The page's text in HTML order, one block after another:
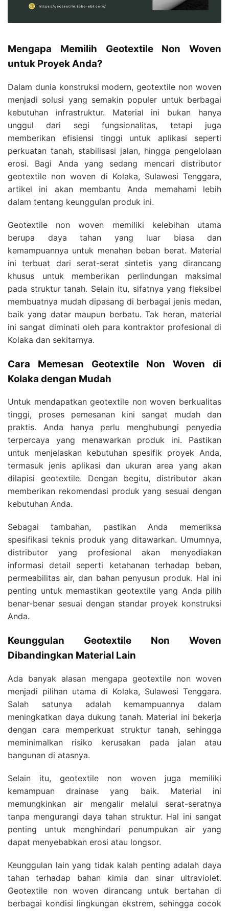
Mengapa Memilih Geotextile Non Woven
untuk Proyek Anda?
Dalam dunia konstruksi modern, geotextile non woven
menjadi solusi yang semakin populer untuk berbagai
kebutuhan infrastruktur. Material ini bukan hanya
unggul dari segi fungsionalitas, tetapi juga
memberikan efisiensi tinggi untuk aplikasi seperti
perkuatan tanah, stabilisasi jalan, hingga pengelolaan
erosi. Bagi Anda yang sedang mencari distributor
geotextile non woven di Kolaka, Sulawesi Tenggara,
artikel ini akan membantu Anda memahami lebih
dalam tentang keunggulan produk ini.
Geotextile non woven memiliki kelebihan utama
berupa daya tahan yang luar biasa dan
kemampuannya untuk menahan beban berat. Material
ini terbuat dari serat-serat sintetis yang dirancang
khusus untuk memberikan perlindungan maksimal
pada struktur tanah. Selain itu, sifatnya yang fleksibel
membuatnya mudah dipasang di berbagai jenis medan,
baik yang datar maupun berbatu. Tak heran, material
ini sangat diminati oleh para kontraktor profesional di
Kolaka dan sekitarnya.
Cara Memesan Geotextile Non Woven di
Kolaka dengan Mudah
Untuk mendapatkan geotextile non woven berkualitas
tinggi, proses pemesanan kini sangat mudah dan
praktis. Anda hanya perlu menghubungi penyedia
terpercaya yang menawarkan produk ini. Pastikan
untuk menjelaskan kebutuhan spesifik proyek Anda,
termasuk jenis aplikasi dan ukuran area yang akan
dilapisi geotextile. Dengan begitu, distributor akan
memberikan rekomendasi produk yang sesuai dengan
kebutuhan Anda.
Sebagai tambahan, pastikan Anda memeriksa
spesifikasi teknis produk yang ditawarkan. Umumnya,
distributor yang profesional akan menyediakan
informasi detail seperti ketahanan terhadap beban,
permeabilitas air, dan bahan penyusun produk. Hal ini
penting untuk memastikan geotextile yang Anda pilih
benar-benar sesuai dengan standar proyek konstruksi
Anda.
Keunggulan Geotextile Non Woven
Dibandingkan Material Lain
Ada banyak alasan mengapa geotextile non woven
menjadi pilihan utama di Kolaka, Sulawesi Tenggara.
Salah satunya adalah kemampuannya dalam
meningkatkan daya dukung tanah. Material ini bekerja
dengan cara memperkuat struktur tanah, sehingga
meminimalkan risiko kerusakan pada jalan atau
bangunan di atasnya.
Selain itu, geotextile non woven juga memiliki
kemampuan drainase yang baik. Material ini
memungkinkan air mengalir melalui serat-seratnya
tanpa mengurangi daya tahan struktur. Hal ini sangat
penting untuk menghindari penumpukan air yang
dapat menyebabkan erosi atau longsor.
Keunggulan lain yang tidak kalah penting adalah daya
tahan terhadap bahan kimia dan sinar ultraviolet.
Geotextile non woven dirancang untuk bertahan di
berbagai kondisi lingkungan ekstrem, sehingga cocok